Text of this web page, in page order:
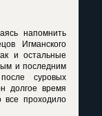
напомнить
Игманского
и остальные
и последним
суровых
долгое время
все проходило